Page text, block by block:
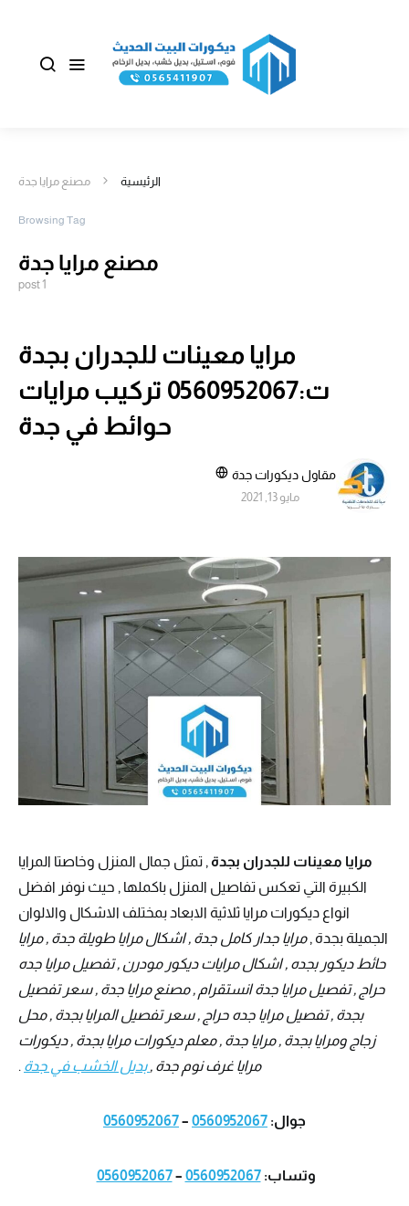
الرئيسية مصنع مرايا جدة
Browsing Tag
مصنع مرايا جدة
1 post
مرايا معينات للجدران بجدة
ت:0560952067 تركيب مرايات
حوائط في جدة
مقاول ديكورات جدة
مايو 13, 2021
مرايا معينات للجدران بجدة , تمثل جمال المنزل وخاصتا المرايا
الكبيرة التي تعكس تفاصيل المنزل باكملها , حيث نوفر افضل
انواع ديكورات مرايا ثلاثية الابعاد بمختلف الاشكال والالوان
الجميلة بجدة ,مرايا جدار كامل جدة , اشكال مرايا طويلة جدة , مرايا
حائط ديكور بجده , اشكال مرايات ديكور مودرن , تفصيل مرايا جده
حراج , تفصيل مرايا جدة انستقرام , مصنع مرايا جدة , سعر تفصيل
بجدة , تفصيل مرايا جده حراج , سعر تفصيل المرايا بجدة , محل
زجاج ومرايا بجدة , مرايا جدة , معلم ديكورات مرايا بجدة , ديكورات
مرايا غرف نوم جدة ,بديل الخشب في جدة .
جوال: 0560952067
–
0560952067
وتساب:0560952067
–
0560952067